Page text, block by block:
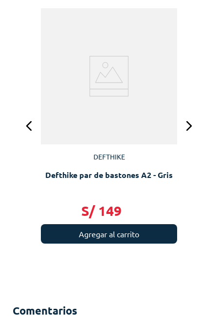
DEFTHIKE
Defthike par de bastones A2 - Gris
S/ 149
Agregar al carrito
Comentarios